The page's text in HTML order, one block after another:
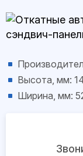
Высота, мм:
Ширина, мм: